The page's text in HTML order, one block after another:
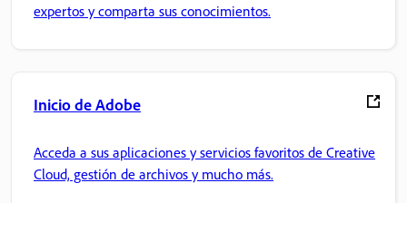
expertos y comparta sus conocimientos.
Inicio de Adobe
Acceda a sus aplicaciones y servicios favoritos de Creative
Cloud, gestión de archivos y mucho más.